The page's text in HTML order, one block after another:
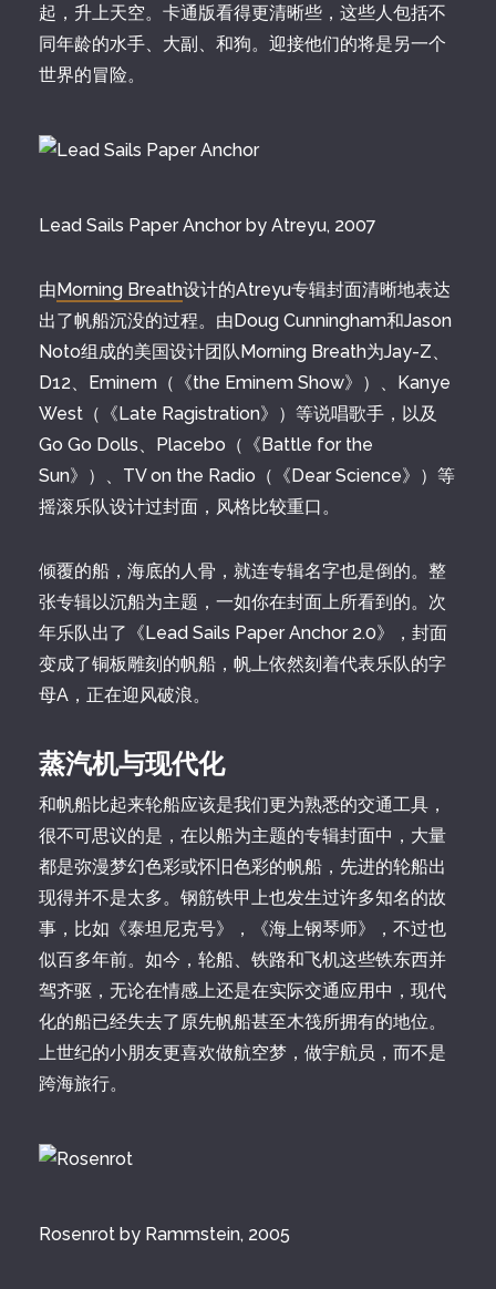
起，升上天空。卡通版看得更清晰些，这些人包括不
同年龄的水手、大副、和狗。迎接他们的将是另一个
世界的冒险。
Lead Sails Paper Anchor by Atreyu, 2007
由Morning Breath设计的Atreyu专辑封面清晰地表达
出了帆船沉没的过程。由Doug Cunningham和Jason
Noto组成的美国设计团队Morning Breath为Jay-Z、
D12、Eminem（《the Eminem Show》）、Kanye
West（《Late Ragistration》）等说唱歌手，以及
Go Go Dolls、Placebo（《Battle for the
Sun》）、TV on the Radio（《Dear Science》）等
摇滚乐队设计过封面，风格比较重口。
倾覆的船，海底的人骨，就连专辑名字也是倒的。整
张专辑以沉船为主题，一如你在封面上所看到的。次
年乐队出了《Lead Sails Paper Anchor 2.0》，封面
变成了铜板雕刻的帆船，帆上依然刻着代表乐队的字
母A，正在迎风破浪。
蒸汽机与现代化
和帆船比起来轮船应该是我们更为熟悉的交通工具，
很不可思议的是，在以船为主题的专辑封面中，大量
都是弥漫梦幻色彩或怀旧色彩的帆船，先进的轮船出
现得并不是太多。钢筋铁甲上也发生过许多知名的故
事，比如《泰坦尼克号》，《海上钢琴师》，不过也
似百多年前。如今，轮船、铁路和飞机这些铁东西并
驾齐驱，无论在情感上还是在实际交通应用中，现代
化的船已经失去了原先帆船甚至木筏所拥有的地位。
上世纪的小朋友更喜欢做航空梦，做宇航员，而不是
跨海旅行。
Rosenrot by Rammstein, 2005